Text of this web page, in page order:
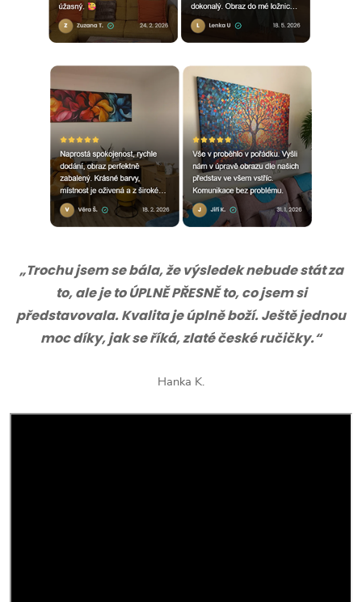
„Trochu jsem se bála, že výsledek nebude stát za
to, ale je to ÚPLNĚ PŘESNĚ to, co jsem si
představovala. Kvalita je úplně boží. Ještě jednou
moc díky, jak se říká, zlaté české ručičky.“
Hanka K.